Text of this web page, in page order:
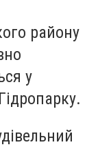
району
у